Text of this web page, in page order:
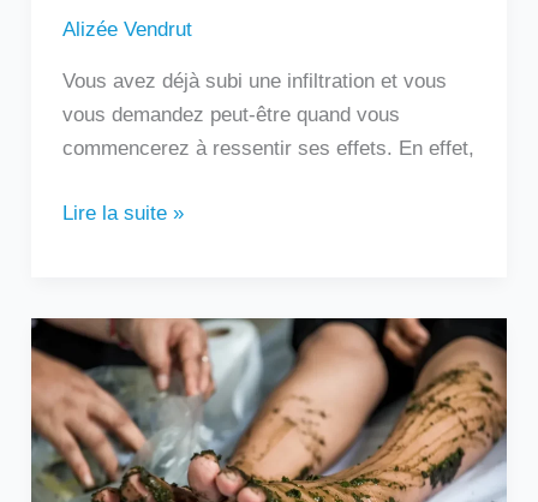
Alizée Vendrut
Vous avez déjà subi une infiltration et vous
vous demandez peut-être quand vous
commencerez à ressentir ses effets. En effet,
Lire la suite »
Comment
traiter
une
neuropathie
des